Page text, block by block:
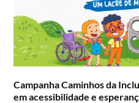
Campanha Caminhos da
em acessibilidade e